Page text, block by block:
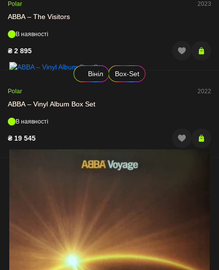
Polar 2023
ABBA – The Visitors
В наявності
₴ 2 895
Вініл Box-Set
Polar 2022
ABBA – Vinyl Album Box Set
В наявності
₴ 19 545